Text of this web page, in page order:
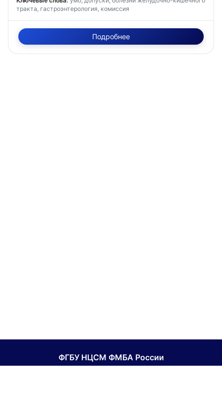
тракта, гастроэнтерология, комиссия
Подробнее
ФГБУ НЦСМ ФМБА России